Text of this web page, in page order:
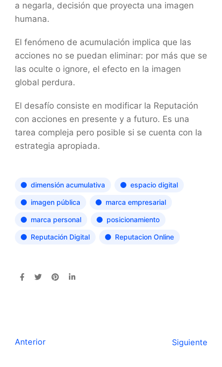
a negarla, decisión que proyecta una imagen
humana.
El fenómeno de acumulación implica que las
acciones no se puedan eliminar: por más que se
las oculte o ignore, el efecto en la imagen
global perdura.
El desafío consiste en modificar la Reputación
con acciones en presente y a futuro. Es una
tarea compleja pero posible si se cuenta con la
estrategia apropiada.
dimensión acumulativa espacio digital
imagen pública marca empresarial
marca personal posicionamiento
Reputación Digital Reputacion Online
Anterior Siguiente